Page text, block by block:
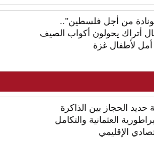
من أجل فلسطين"..
أتراك يحولون أكواب الصيف
أمل لأطفال غزة
الحجاز بين الذاكرة
العثمانية والتكامل
الإقليمي